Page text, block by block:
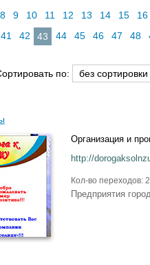
8 9 10 11 12 13 14 15 16
41 42 43 44 45 46 47 48
по:
Организация и
http://
Кол-во переходов:
Предприятия